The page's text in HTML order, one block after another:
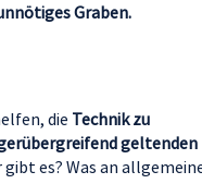
Graben.
die Technik zu
geltenden
es? Was an